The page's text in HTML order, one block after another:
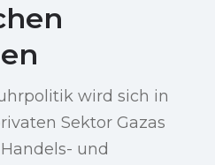
wird sich in
Sektor Gazas
und